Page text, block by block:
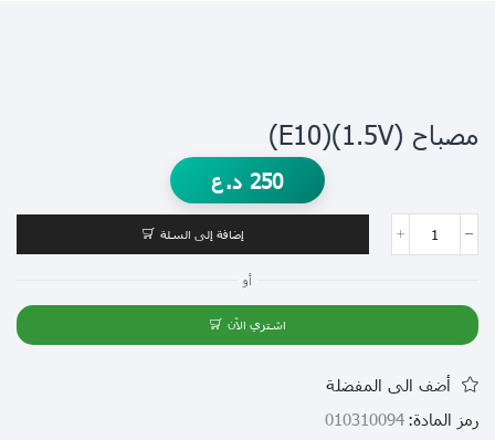
مصباح (1.5V)(E10)
250 د.ع
إضافة إلى السلة
أو
اشتري الآن
أضف الى المفضلة
رمز المادة: 010310094